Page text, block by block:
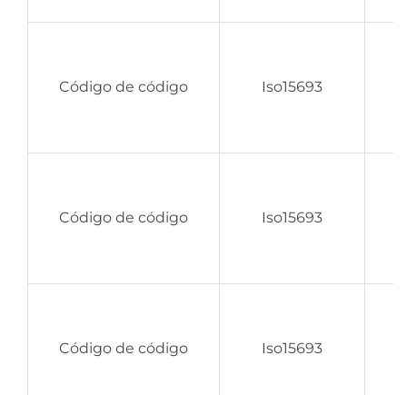
Código de código Iso15693
Código de código Iso15693
Código de código Iso15693